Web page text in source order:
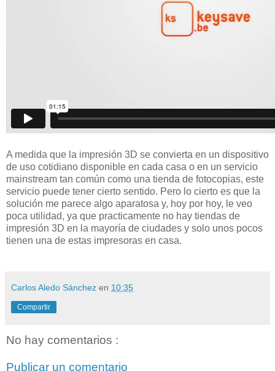
A medida que la impresión 3D se convierta en un dispositivo
de uso cotidiano disponible en cada casa o en un servicio
mainstream tan común como una tienda de fotocopias, este
servicio puede tener cierto sentido. Pero lo cierto es que la
solución me parece algo aparatosa y, hoy por hoy, le veo
poca utilidad, ya que practicamente no hay tiendas de
impresión 3D en la mayoría de ciudades y solo unos pocos
tienen una de estas impresoras en casa.
Carlos Aledo Sánchez en 10:35
Compartir
No hay comentarios :
Publicar un comentario